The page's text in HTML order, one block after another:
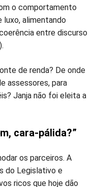
o comportamento
luxo, alimentando
entre discurso
de renda? De onde
assessores, para
Janja não foi eleita a
cara-pálida?”
os parceiros. A
do Legislativo e
ricos que hoje dão